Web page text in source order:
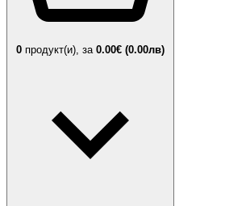
0 продукт(и), за 0.00€ (0.00лв)